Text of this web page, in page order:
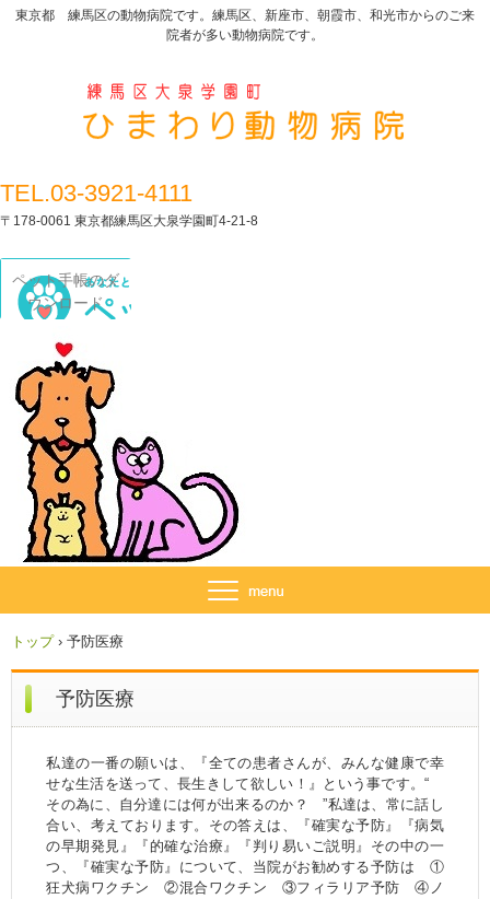
東京都 練馬区の動物病院です。練馬区、新座市、朝霞市、和光市からのご来
院者が多い動物病院です。
TEL.03-3921-4111
〒178-0061 東京都練馬区大泉学園町4-21-8
ペット手帳のダ
ウンロード
トップ › 予防医療
予防医療
私達の一番の願いは、『全ての患者さんが、みんな健康で幸
せな生活を送って、長生きして欲しい！』という事です。“
その為に、自分達には何が出来るのか？ ”私達は、常に話し
合い、考えております。その答えは、『確実な予防』『病気
の早期発見』『的確な治療』『判り易いご説明』その中の一
つ、『確実な予防』について、当院がお勧めする予防は ①
狂犬病ワクチン ②混合ワクチン ③フィラリア予防 ④ノ